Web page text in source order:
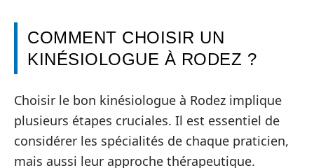
COMMENT CHOISIR UN
KINÉSIOLOGUE À RODEZ ?
Choisir le bon kinésiologue à Rodez implique
plusieurs étapes cruciales. Il est essentiel de
considérer les spécialités de chaque praticien,
mais aussi leur approche thérapeutique.